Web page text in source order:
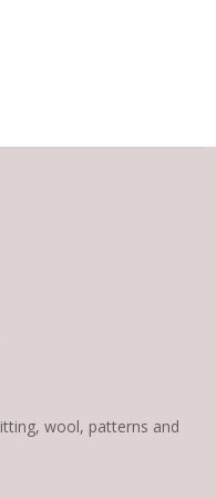
wool, patterns and